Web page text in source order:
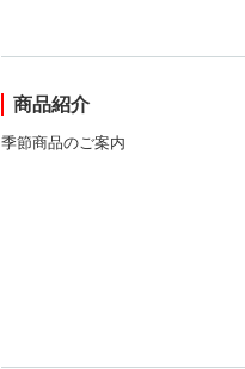
商品紹介
季節商品のご案内